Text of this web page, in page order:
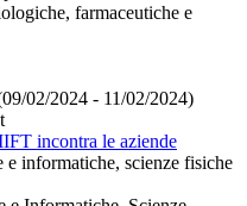
farmaceutiche e
02/2024 - 11/02/2024)
incontra le aziende
informatiche, scienze fisiche